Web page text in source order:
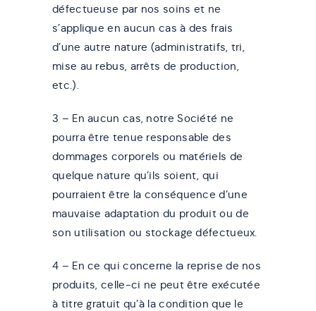
défectueuse par nos soins et ne
s’applique en aucun cas à des frais
d’une autre nature (administratifs, tri,
mise au rebus, arrêts de production,
etc.).
3 – En aucun cas, notre Société ne
pourra être tenue responsable des
dommages corporels ou matériels de
quelque nature qu’ils soient, qui
pourraient être la conséquence d’une
mauvaise adaptation du produit ou de
son utilisation ou stockage défectueux.
4 – En ce qui concerne la reprise de nos
produits, celle-ci ne peut être exécutée
à titre gratuit qu’à la condition que le